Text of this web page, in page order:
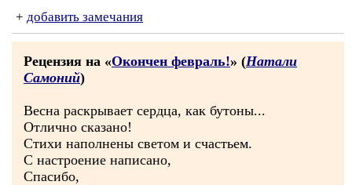
+ добавить замечания
Рецензия на «Окончен февраль!» (Натали
Самоний)
Весна раскрывает сердца, как бутоны...
Отлично сказано!
Стихи наполнены светом и счастьем.
С настроение написано,
Спасибо,